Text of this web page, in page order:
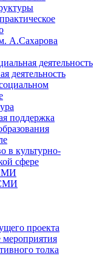
А.Сахарова
деятельность
деятельность
поддержка
в культурно-
сфере
проекта
толка